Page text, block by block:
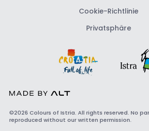
Cookie-Richtlinie
Privatsphäre
©2026 Colours of Istria. All rights reserved. No
reproduced without our written permission.